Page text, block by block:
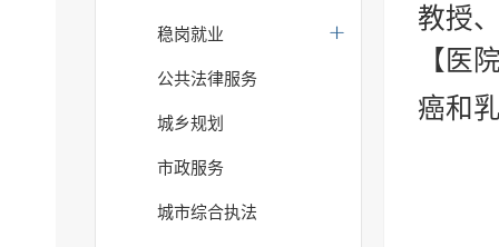
稳岗就业
公共法律服务
城乡规划
市政服务
城市综合执法
教授
【医
癌和